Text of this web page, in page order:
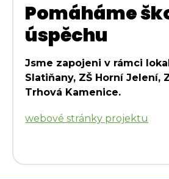
Pomáháme
úspěchu
Jsme zapojeni v rámci
Slatiňany, ZŠ Horní Jelení,
Trhová Kamenice.
webové stránky projektu